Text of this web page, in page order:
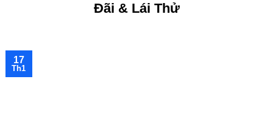
Đãi & Lái Thử
17
Th1